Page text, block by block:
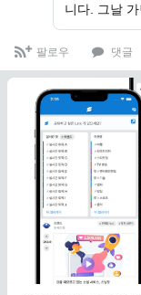
니다. 그날
팔로우 댓글